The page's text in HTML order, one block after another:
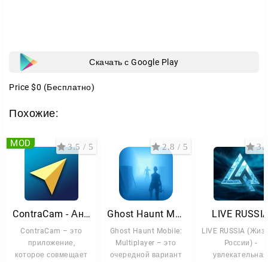
Скачать с Google Play
Price $0 (Бесплатно)
Похожие:
ContraCam - Антирадар
ContraCam – это
приложение,
которое совмещает
3.5 / 5
MOD
Ghost Haunt Mobile: Multiplayer
Ghost Haunt Mobile:
Multiplayer – это
очередной вариант
2.8 / 5
LIVE
LIVE RUSSIA
России) -
увлекательная